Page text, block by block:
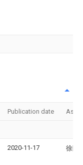
Publication date
2020-11-17 徐陈